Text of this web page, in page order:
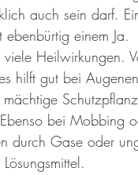
auch sein darf.
einem Ja.
Heilwirkungen.
hilft gut bei
mächtige
bei Mobbing
durch Gase oder